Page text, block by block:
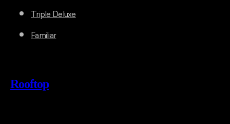
Triple Deluxe
Familiar
Rooftop